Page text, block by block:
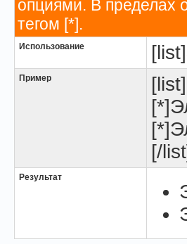
опциями. В пределах
тегом [*].
Использование [list]
Пример
[list]
[/
Результат